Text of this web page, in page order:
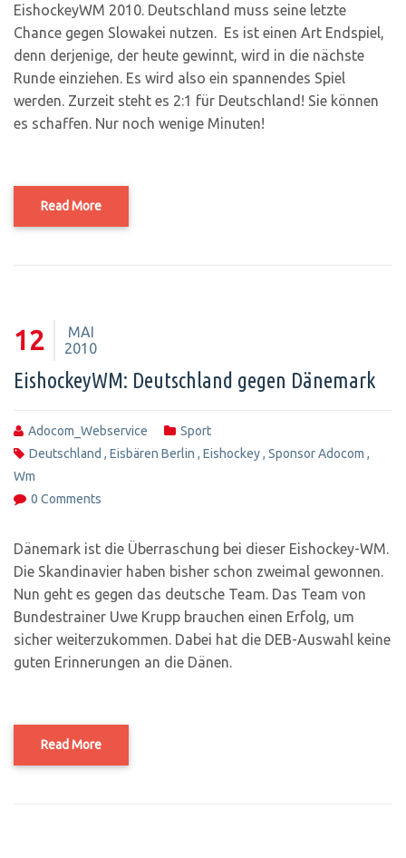
EishockeyWM 2010. Deutschland muss seine letzte
Chance gegen Slowakei nutzen. Es ist einen Art Endspiel,
denn derjenige, der heute gewinnt, wird in die nächste
Runde einziehen. Es wird also ein spannendes Spiel
werden. Zurzeit steht es 2:1 für Deutschland! Sie können
es schaffen. Nur noch wenige Minuten!
Read More
12
MAI
2010
EishockeyWM: Deutschland gegen Dänemark
Adocom_Webservice
Sport
Deutschland , Eisbären Berlin , Eishockey, Sponsor Adocom ,
Wm
0 Comments
Dänemark ist die Überraschung bei dieser Eishockey-WM.
Die Skandinavier haben bisher schon zweimal gewonnen.
Nun geht es gegen das deutsche Team. Das Team von
Bundestrainer Uwe Krupp brauchen einen Erfolg, um
sicher weiterzukommen. Dabei hat die DEB-Auswahl keine
guten Erinnerungen an die Dänen.
Read More